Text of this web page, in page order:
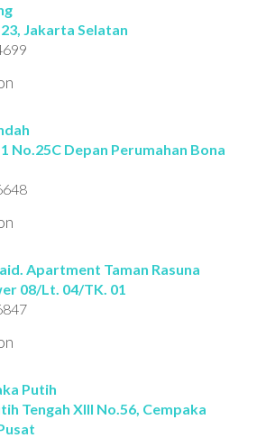
Jakarta Selatan
No.25C Depan Perumahan Bona
Apartment Taman Rasuna
08/Lt. 04/TK. 01
Putih
Tengah XIII No.56, Cempaka